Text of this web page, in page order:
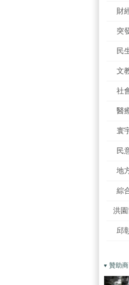
財
突
民
文
社
醫
寰
民
地
綜
洪
邱
贊助商